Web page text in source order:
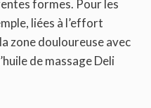
formes. Pour les
liées à l’effort
zone douloureuse avec
de massage Deli